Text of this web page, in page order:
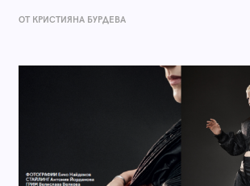
ОТ КРИСТИЯНА БУРДЕВА